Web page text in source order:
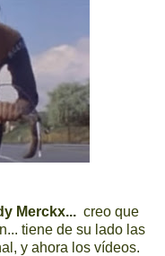
Merckx... creo que
tiene de su lado las
y ahora los vídeos.